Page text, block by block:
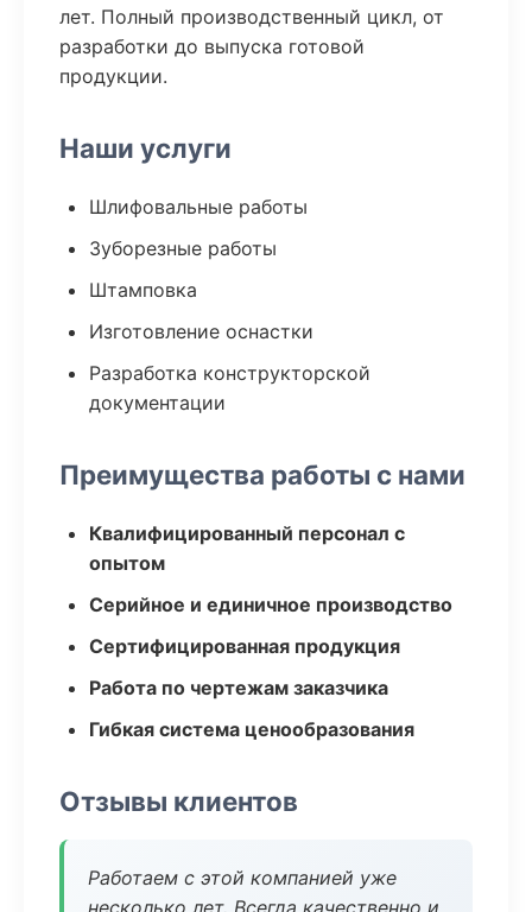
лет. Полный производственный цикл, от
разработки до выпуска готовой
продукции.
Наши услуги
Шлифовальные работы
Зуборезные работы
Штамповка
Изготовление оснастки
Разработка конструкторской
документации
Преимущества работы с нами
Квалифицированный персонал с
опытом
Серийное и единичное производство
Сертифицированная продукция
Работа по чертежам заказчика
Гибкая система ценообразования
Отзывы клиентов
Работаем с этой компанией уже
несколько лет. Всегда качественно и